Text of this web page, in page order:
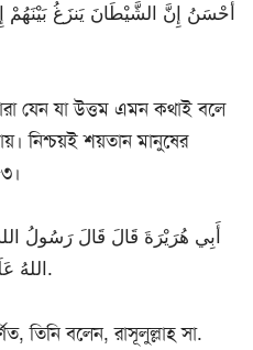
أَحْسَنُ إِنَّ الشَّيْطَانَ يَنزَغُ بَيْنَهُمْ
যেন যা উত্তম এমন কথাই বলে
নিশ্চয়ই শয়তান মানুষের
اللهُ عَلَيْهِ وَسَلَّمَ الْكَلِمَةُ الطَّيِّبَةُ صَدَقَةٌ.
তিনি বলেন, রাসূলুল্লাহ সা.